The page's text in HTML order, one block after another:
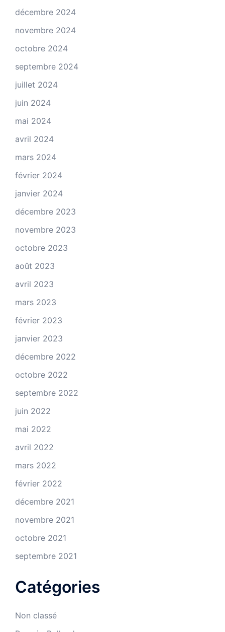
décembre 2024
novembre 2024
octobre 2024
septembre 2024
juillet 2024
juin 2024
mai 2024
avril 2024
mars 2024
février 2024
janvier 2024
décembre 2023
novembre 2023
octobre 2023
août 2023
avril 2023
mars 2023
février 2023
janvier 2023
décembre 2022
octobre 2022
septembre 2022
juin 2022
mai 2022
avril 2022
mars 2022
février 2022
décembre 2021
novembre 2021
octobre 2021
septembre 2021
Catégories
Non classé